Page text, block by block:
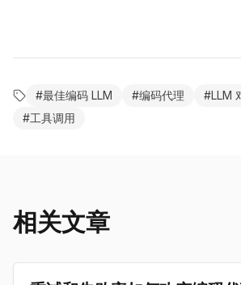
#最佳编码 LLM #编码代理 #LLM
#工具调用
相关文章